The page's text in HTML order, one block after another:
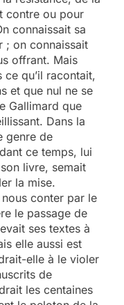
contre ou pour
connaissait sa
; on connaissait
offrant. Mais
qu’il racontait,
et que nul ne se
Gallimard que
Dans la
genre de
ce temps, lui
livre, semait
la mise.
conter par le
le passage de
ses textes à
elle aussi est
elle à le violer
de
les centaines